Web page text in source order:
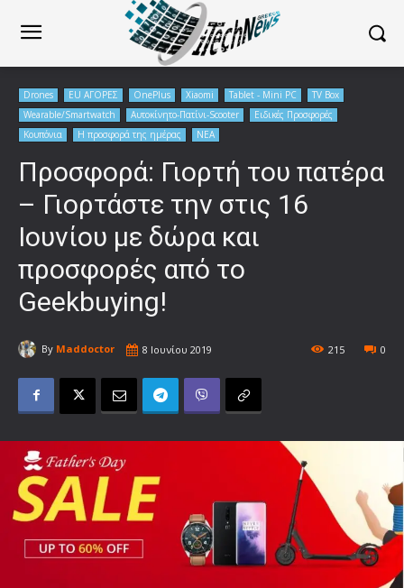
Drones EU ΑΓΟΡΕΣ OnePlus Xiaomi Tablet - Mini PC
TV Box
Wearable/Smartwatch
Αυτοκίνητο-Πατίνι-Scooter
Ειδικές Προσφορές
Κουπόνια
Η προσφορά της ημέρας ΝΕΑ
Προσφορά: Γιορτή του πατέρα
– Γιορτάστε την στις 16
Ιουνίου με δώρα και
προσφορές από το
Geekbuying!
By Maddoctor 8 Ιουνίου 2019 0
215